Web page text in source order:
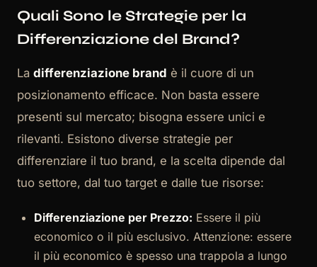
Quali Sono le Strategie per la
Differenziazione del Brand?
La differenziazione brand è il cuore di un
posizionamento efficace. Non basta essere
presenti sul mercato; bisogna essere unici e
rilevanti. Esistono diverse strategie per
differenziare il tuo brand, e la scelta dipende dal
tuo settore, dal tuo target e dalle tue risorse:
Differenziazione per Prezzo: Essere il più
economico o il più esclusivo. Attenzione: essere
il più economico è spesso una trappola a lungo